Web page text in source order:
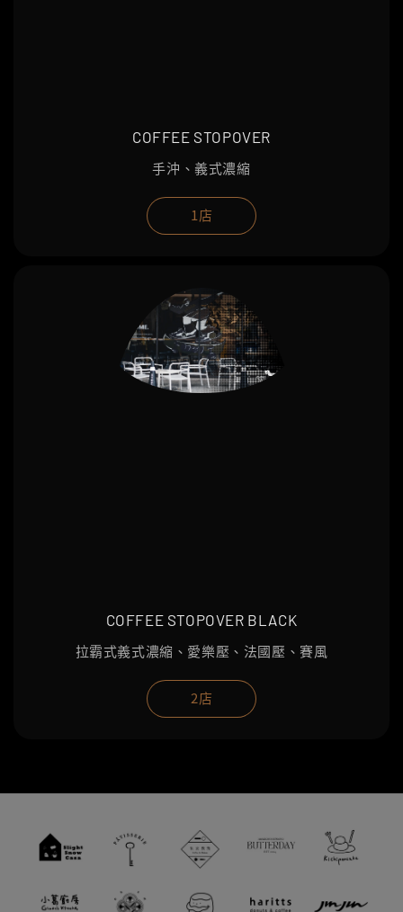
COFFEE STOPOVER
手沖、義式濃縮
1店
COFFEE STOPOVER BLACK
拉霸式義式濃縮、愛樂壓、法國壓、賽風
2店